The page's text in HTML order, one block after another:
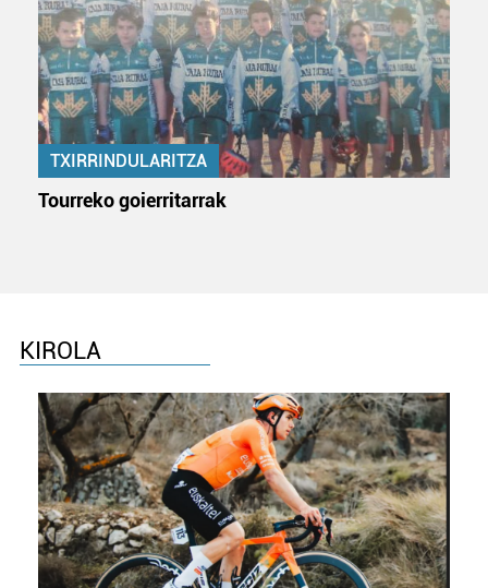
dezakezun ikusteko.
Lortu zure datu pertsonalak prozesatzeko moduari
buruzko informazio gehiago eta ezarri zure lehentasunak
datuen atalean. Edozein unetan alda edo ken dezakezu
zure baimena Cookieen adierazpenean.
Webgune honek cookie propioak eta hirugarrenen cookie-
TXIRRINDULARITZA
Tourreko goierritarrak
KIROLA